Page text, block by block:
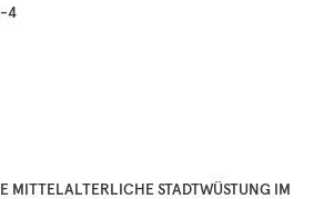
4
MITTELALTERLICHE STADTWÜSTUNG IM